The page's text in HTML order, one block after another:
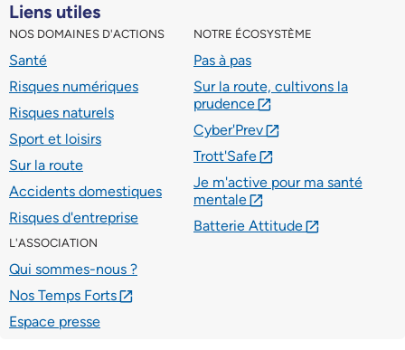
Liens utiles
NOS DOMAINES D'ACTIONS
Santé
Risques numériques
Risques naturels
Sport et loisirs
Sur la route
Accidents domestiques
Risques d'entreprise
NOTRE ÉCOSYSTÈME
Pas à pas
Sur la route, cultivons la
prudence lien externe
Cyber'Prev lien externe
Trott'Safe lien externe
Je m'active pour ma santé
mentale lien externe
Batterie Attitude lien externe
L'ASSOCIATION
Qui sommes-nous ?
Nos Temps Forts lien externe
Espace presse